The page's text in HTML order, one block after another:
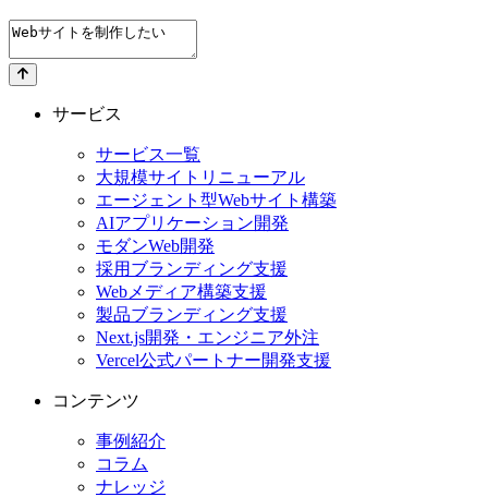
サービス
サービス一覧
大規模サイトリニューアル
エージェント型Webサイト構築
AIアプリケーション開発
モダンWeb開発
採用ブランディング支援
Webメディア構築支援
製品ブランディング支援
Next.js開発・エンジニア外注
Vercel公式パートナー開発支援
コンテンツ
事例紹介
コラム
ナレッジ